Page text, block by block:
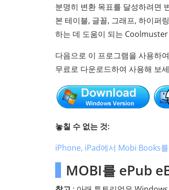
분명히 변환 목표를 달성하려면
본 테이블, 글꼴, 그래프, 하이퍼
하는 데 도움이 되는 Coolmuster
다음으로 이 프로그램을 사용하
무료로 다운로드하여 사용해 보
놓칠 수 없는 것:
iPhone, iPad에서 Mobi Books
MOBI를 ePub